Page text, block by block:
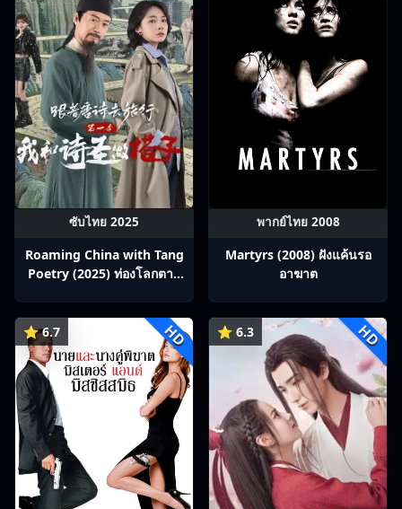
ซับไทย 2025
Roaming China with Tang
Poetry (2025) ท่องโลกตาม
พากย์ไทย 2008
Martyrs (2008) ฝังแค้นรอ
อาฆาต
⭐ 6.7 HD ⭐ 6.3 HD